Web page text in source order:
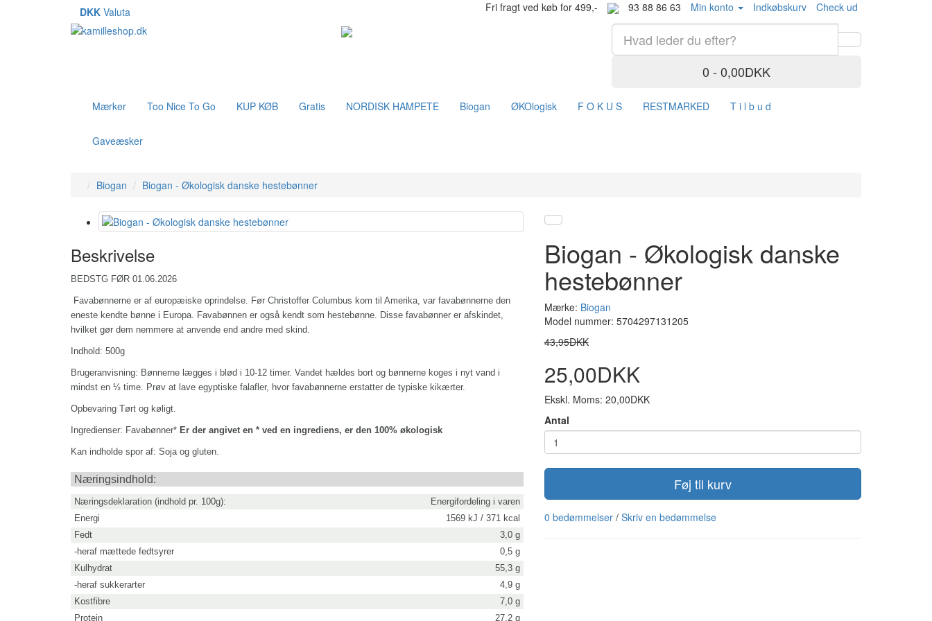
DKK Valuta Fri fragt ved køb for 499,- 93 88 86 63 Min konto Indkøbskurv Check ud
0 - 0,00DKK
Mærker Too Nice To Go KUP KØB Gratis NORDISK HAMPETE Biogan ØKOlogisk F O K U S RESTMARKED T i l b u d
Gaveæsker
Biogan Biogan - Økologisk danske hestebønner
Beskrivelse
BEDSTG FØR 01.06.2026
Favabønnerne er af europæiske oprindelse. Før Christoffer Columbus kom til Amerika, var favabønnerne den
eneste kendte bønne i Europa. Favabønnen er også kendt som hestebønne. Disse favabønner er afskindet,
hvilket gør dem nemmere at anvende end andre med skind.
Indhold: 500g
Brugeranvisning: Bønnerne lægges i blød i 10-12 timer. Vandet hældes bort og bønnerne koges i nyt vand i
mindst en ½ time. Prøv at lave egyptiske falafler, hvor favabønnerne erstatter de typiske kikærter.
Opbevaring Tørt og køligt.
Ingredienser: Favabønner* Er der angivet en * ved en ingrediens, er den 100% økologisk
Kan indholde spor af: Soja og gluten.
Næringsindhold:
Næringsdeklaration (indhold pr. 100g):
Energifordeling i varen
Energi
1569 kJ / 371 kcal
Fedt
3,0 g
-heraf mættede fedtsyrer
0,5 g
Kulhydrat
55,3 g
-heraf sukkerarter
4,9 g
Kostfibre
7,0 g
Protein
27,2 g
Biogan - Økologisk danske
hestebønner
Mærke: Biogan
Model nummer: 5704297131205
43,95DKK
25,00DKK
Ekskl. Moms: 20,00DKK
Antal
Føj til kurv
0 bedømmelser/ Skriv en bedømmelse